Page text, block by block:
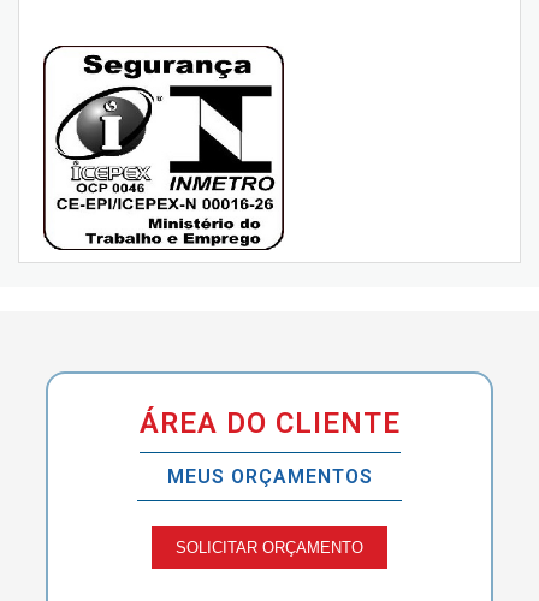
ÁREA DO CLIENTE
MEUS ORÇAMENTOS
SOLICITAR ORÇAMENTO